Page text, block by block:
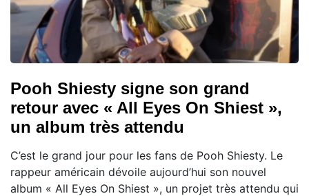
Pooh Shiesty signe son grand
retour avec « All Eyes On Shiest »,
un album très attendu
C’est le grand jour pour les fans de Pooh Shiesty. Le
rappeur américain dévoile aujourd’hui son nouvel
album « All Eyes On Shiest », un projet très attendu qui